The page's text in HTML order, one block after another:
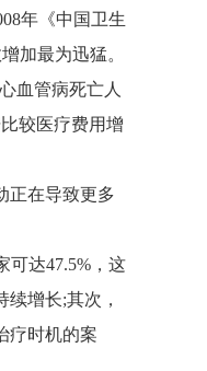
年《中国卫生
加最为迅猛。
血管病死亡人
较医疗费用增
正在导致更多
可达47.5%，这
增长;其次，
疗时机的案